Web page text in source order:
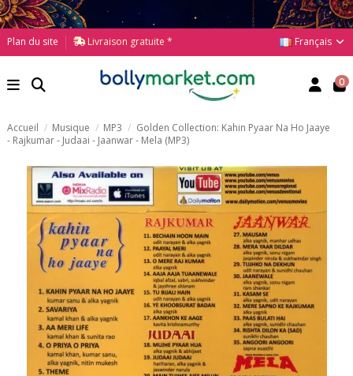
Plan du site Livraison gratuite * Français
0
Accueil Musique MP3
Golden Collection: Kahin Pyaar Na Ho Jaaye
- Rajkumar - Judaai - Jaanwar - Mela (MP3)